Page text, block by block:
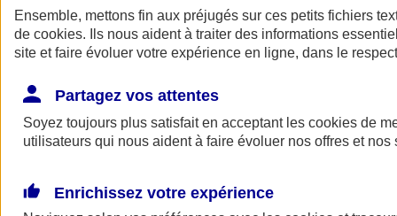
Ensemble, mettons fin aux préjugés sur ces petits fichiers
de cookies. Ils nous aident à traiter des informations
site et faire évoluer votre expérience en ligne, dans le
Partagez vos attentes
Soyez toujours plus satisfait en acceptant les cookies de
utilisateurs qui nous aident à faire évoluer nos offres et nos
Enrichissez votre expérience